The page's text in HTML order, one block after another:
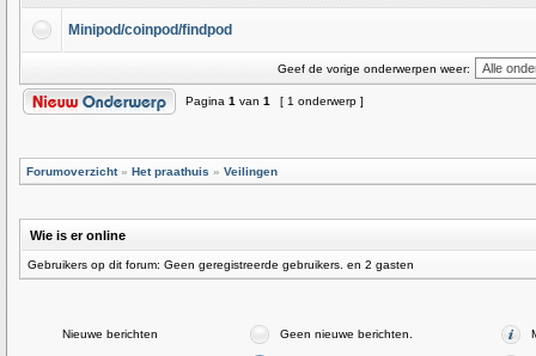
Minipod/coinpod/findpod
Geef de vorige onderwerpen weer:
Pagina 1 van 1 [ 1 onderwerp ]
Forumoverzicht» Het praathuis » Veilingen
Wie is er online
Gebruikers op dit forum: Geen geregistreerde gebruikers. en 2 gasten
Nieuwe berichten Geen nieuwe berichten.